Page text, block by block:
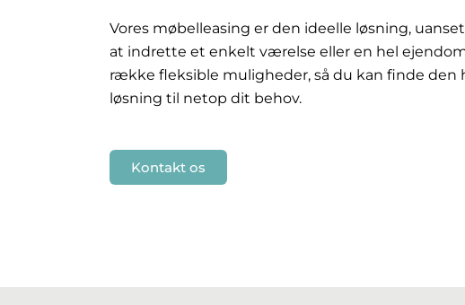
Vores møbelleasing er den ideelle løsning,
at indrette et enkelt værelse eller en hel
række fleksible muligheder, så du kan finde den
løsning til netop dit behov.
Kontakt os